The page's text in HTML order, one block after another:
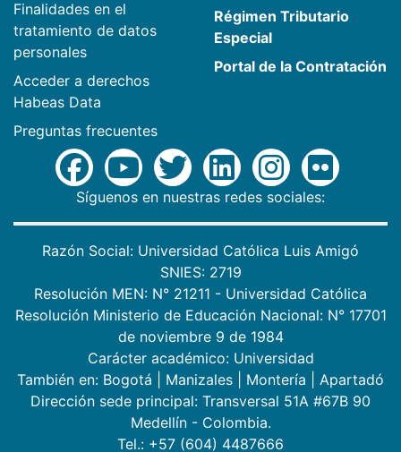
Finalidades en el
tratamiento de datos
personales
Acceder a derechos
Habeas Data
Preguntas frecuentes
Régimen Tributario
Especial
Portal de la Contratación
Síguenos en nuestras redes sociales:
Razón Social: Universidad Católica Luis Amigó
SNIES: 2719
Resolución MEN: N° 21211 - Universidad Católica
Resolución Ministerio de Educación Nacional: N° 17701
de noviembre 9 de 1984
Carácter académico: Universidad
También en: Bogotá Manizales Montería
Apartadó
Dirección sede principal: Transversal 51A #67B 90
Medellín - Colombia.
Tel.: +57 (604) 4487666